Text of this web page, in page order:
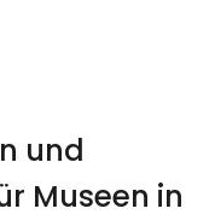
und
Museen in